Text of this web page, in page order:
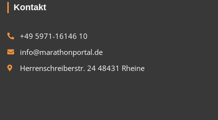
Kontakt
+49 5971-16146 10
info@marathonportal.de
Herrenschreiberstr. 24 48431 Rheine